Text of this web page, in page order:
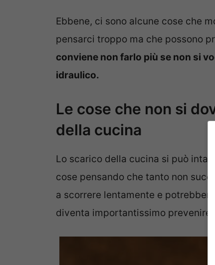
Ebbene, ci sono alcune cose che
pensarci troppo ma che possono
conviene non farlo più se non si
idraulico.
Le cose che non si
della cucina
Lo scarico della cucina si può
cose pensando che tanto non
a scorrere lentamente e
diventa importantissimo